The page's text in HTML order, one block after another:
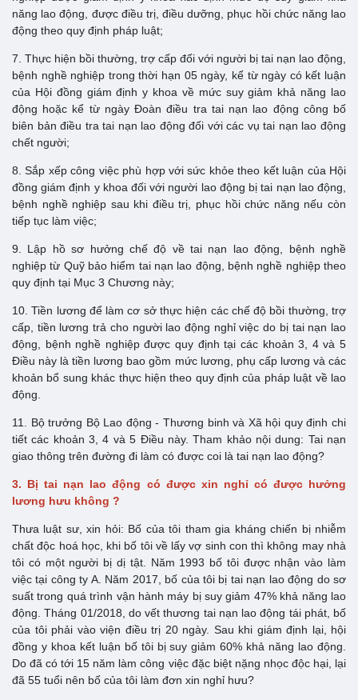
năng lao động, được điều trị, điều dưỡng, phục hồi chức năng lao
động theo quy định pháp luật;
7. Thực hiện bồi thường, trợ cấp đối với người bị tai nạn lao động,
bệnh nghề nghiệp trong thời hạn 05 ngày, kể từ ngày có kết luận
của Hội đồng giám định y khoa về mức suy giảm khả năng lao
động hoặc kể từ ngày Đoàn điều tra tai nạn lao động công bố
biên bản điều tra tai nạn lao động đối với các vụ tai nạn lao động
chết người;
8. Sắp xếp công việc phù hợp với sức khỏe theo kết luận của Hội
đồng giám định y khoa đối với người lao động bị tai nạn lao động,
bệnh nghề nghiệp sau khi điều trị, phục hồi chức năng nếu còn
tiếp tục làm việc;
9. Lập hồ sơ hưởng chế độ về tai nạn lao động, bệnh nghề
nghiệp từ Quỹ bảo hiểm tai nạn lao động, bệnh nghề nghiệp theo
quy định tại Mục 3 Chương này;
10. Tiền lương để làm cơ sở thực hiện các chế độ bồi thường, trợ
cấp, tiền lương trả cho người lao động nghỉ việc do bị tai nạn lao
động, bệnh nghề nghiệp được quy định tại các khoản 3, 4 và 5
Điều này là tiền lương bao gồm mức lương, phụ cấp lương và các
khoản bổ sung khác thực hiện theo quy định của pháp luật về lao
động.
11. Bộ trưởng Bộ Lao động - Thương binh và Xã hội quy định chi
tiết các khoản 3, 4 và 5 Điều này. Tham khảo nội dung: Tai nạn
giao thông trên đường đi làm có được coi là tai nạn lao động?
3. Bị tai nạn lao động có được xin nghỉ có được hưởng
lương hưu không ?
Thưa luật sư, xin hỏi: Bố của tôi tham gia kháng chiến bị nhiễm
chất độc hoá học, khi bố tôi về lấy vợ sinh con thì không may nhà
tôi có một người bị dị tật. Năm 1993 bố tôi được nhận vào làm
việc tại công ty A. Năm 2017, bố của tôi bị tai nạn lao động do sơ
suất trong quá trình vận hành máy bị suy giảm 47% khả năng lao
động. Tháng 01/2018, do vết thương tai nạn lao động tái phát, bố
của tôi phải vào viện điều trị 20 ngày. Sau khi giám định lại, hội
đồng y khoa kết luận bố tôi bị suy giảm 60% khả năng lao động.
Do đã có tới 15 năm làm công việc đặc biệt nặng nhọc độc hại, lại
đã 55 tuổi nên bố của tôi làm đơn xin nghỉ hưu?